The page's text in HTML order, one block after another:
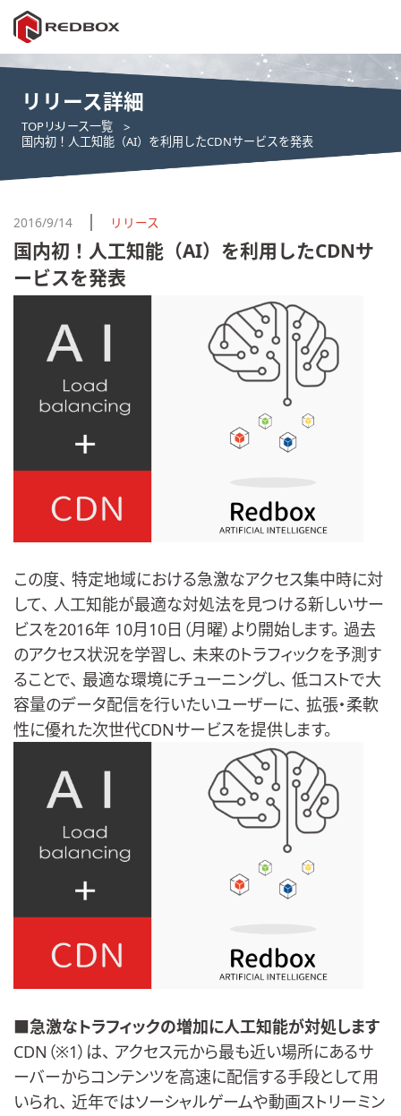
リリース詳細
TOPリリース一覧
国内初！人工知能（AI）を利用したCDNサービスを発表
2016/9/14 リリース
国内初！人工知能（AI）を利用したCDNサ
ービスを発表
この度、 特定地域における急激なアクセス集中時に対
して、 人工知能が最適な対処法を見つける新しいサー
ビスを2016年 10月10日（月曜）より開始します。 過去
のアクセス状況を学習し、 未来のトラフィックを予測す
ることで、 最適な環境にチューニングし、 低コストで大
容量のデータ配信を行いたいユーザーに、 拡張・柔軟
性に優れた次世代CDNサービスを提供します。
■急激なトラフィックの増加に人工知能が対処します
CDN（※1）は、 アクセス元から最も近い場所にあるサ
ーバーからコンテンツを高速に配信する手段として用
いられ、 近年ではソーシャルゲームや動画ストリーミン